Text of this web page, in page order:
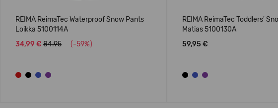
REIMA ReimaTec Waterproof Snow Pants
Loikka 5100114A
34,99 € 84.95 (-59%)
REIMA ReimaTec Toddlers'
Matias 5100130A
59,95 €